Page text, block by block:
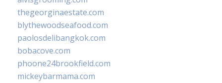
thegeorginaestate.com
blythewoodseafood.com
paolosdelibangkok.com
bobacove.com
phoone24brookfield.com
mickeybarmama.com